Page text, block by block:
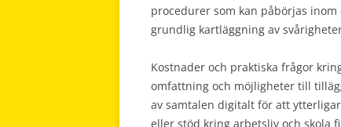
procedurer som kan påbörjas
grundlig kartläggning av
Kostnader och praktiska frågor
omfattning och möjligheter till
av samtalen digitalt för att
eller stöd kring arbetsliv och skola